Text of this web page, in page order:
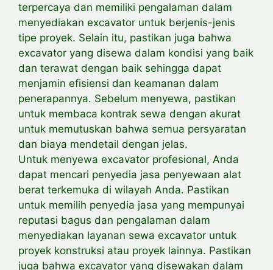
terpercaya dan memiliki pengalaman dalam
menyediakan excavator untuk berjenis-jenis
tipe proyek. Selain itu, pastikan juga bahwa
excavator yang disewa dalam kondisi yang baik
dan terawat dengan baik sehingga dapat
menjamin efisiensi dan keamanan dalam
penerapannya. Sebelum menyewa, pastikan
untuk membaca kontrak sewa dengan akurat
untuk memutuskan bahwa semua persyaratan
dan biaya mendetail dengan jelas.
Untuk menyewa excavator profesional, Anda
dapat mencari penyedia jasa penyewaan alat
berat terkemuka di wilayah Anda. Pastikan
untuk memilih penyedia jasa yang mempunyai
reputasi bagus dan pengalaman dalam
menyediakan layanan sewa excavator untuk
proyek konstruksi atau proyek lainnya. Pastikan
juga bahwa excavator yang disewakan dalam